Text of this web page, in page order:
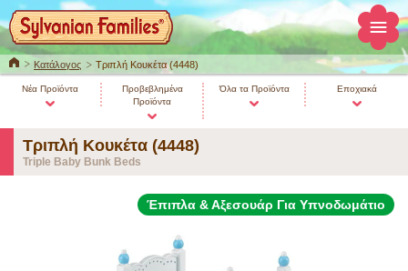
ΚΕΝΤΡΙΚΗΚατάλογος Τριπλή Κουκέτα (4448)
Νέα Προϊόντα
Προβεβλημένα
Προϊόντα
Όλα τα Προϊόντα Εποχιακά
Τριπλή Κουκέτα (4448)
Triple Baby Bunk Beds
Έπιπλα & Αξεσουάρ Για Υπνοδωμάτιο